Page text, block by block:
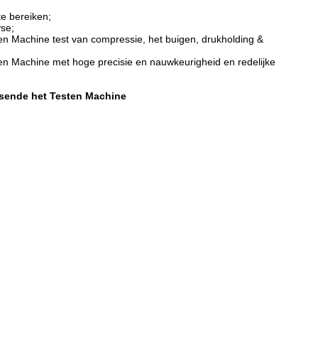
bereiken;
Machine test van compressie, het buigen, drukholding &
Machine met hoge precisie en nauwkeurigheid en redelijke
het Testen Machine